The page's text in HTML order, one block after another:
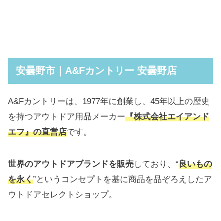
安曇野市｜A&Fカントリー 安曇野店
A&Fカントリーは、1977年に創業し、45年以上の歴史
を持つアウトドア用品メーカー『株式会社エイアンド
エフ』の直営店です。
世界のアウトドアブランドを販売しており、“良いもの
を永く”というコンセプトを基に商品を品ぞろえしたア
ウトドアセレクトショップ。